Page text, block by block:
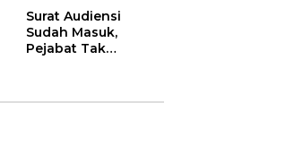
Surat Audiensi
Sudah Masuk,
Pejabat Tak